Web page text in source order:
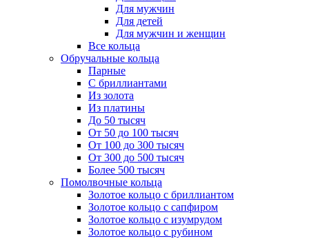
Для мужчин
Для детей
Для мужчин и женщин
Все кольца
Обручальные кольца
Парные
С бриллиантами
Из золота
Из платины
До 50 тысяч
От 50 до 100 тысяч
От 100 до 300 тысяч
От 300 до 500 тысяч
Более 500 тысяч
Помолвочные кольца
Золотое кольцо с бриллиантом
Золотое кольцо с сапфиром
Золотое кольцо с изумрудом
Золотое кольцо с рубином